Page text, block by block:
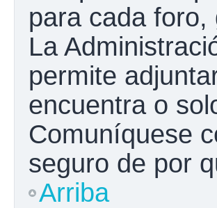
para cada
La
permite
encuentra o
Comuníquese
seguro de por
Arriba